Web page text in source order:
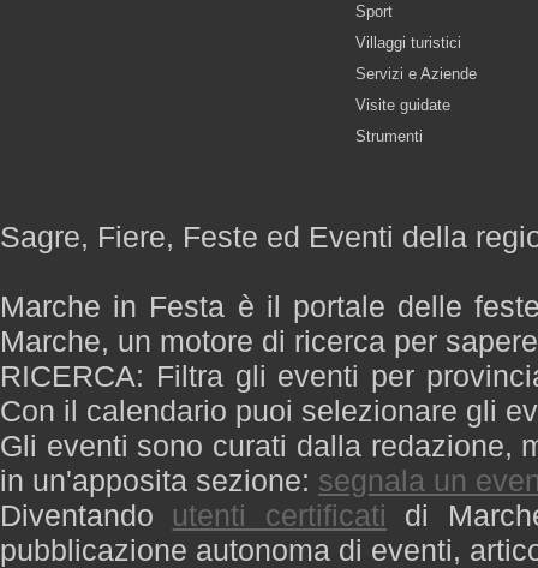
Sport
Villaggi turistici
Servizi e Aziende
Visite guidate
Strumenti
Sagre, Fiere, Feste ed Eventi della
Marche in Festa è il portale delle
Marche, un motore di ricerca per
RICERCA: Filtra gli eventi per
Con il calendario puoi selezionare gli
Gli eventi sono curati dalla redazione,
in un'apposita sezione: segnala un
Diventando utenti certificati di
pubblicazione autonoma di eventi,